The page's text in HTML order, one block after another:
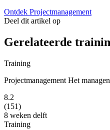
Ontdek Projectmanagement
Deel dit artikel op
Gerelateerde
Training
Projectmanagement Het
8.2
(151)
8 weken delft
Training